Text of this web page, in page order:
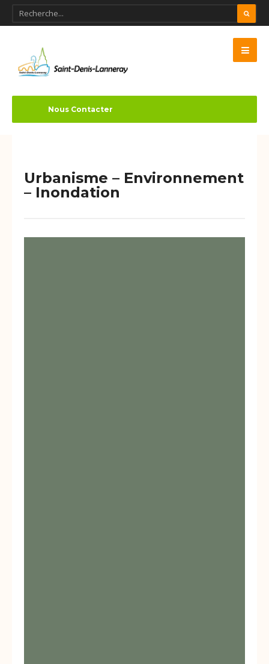
Nous Contacter
Urbanisme – Environnement
– Inondation